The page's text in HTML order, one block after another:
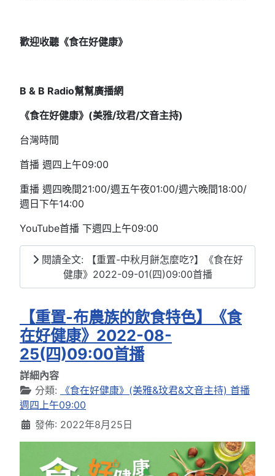
歡迎收聽《食在好健康》
B & B Radio幫幫廣播網
《食在好健康》(美雅/玟君/文音主持)
台灣時間
首播 週四上午09:00
重播 週四晚間21:00/週五午夜01:00/週六晚間18:00/
週日下午14:00
YouTube首播 下週四上午09:00
閱讀全文: 【重置-中秋月餅怎麼吃?】《食在好
健康》2022-09-01(四)09:00首播
【重置-布農族的飲食特色】《食
在好健康》2022-08-
25(四)09:00首播
詳細內容
分類:
《食在好健康》(美雅&玟君&文音主持) 首播
週四上午09:00
發佈: 2022年8月25日